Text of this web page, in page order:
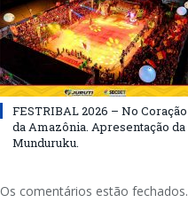
FESTRIBAL 2026 – No Coração
da Amazônia. Apresentação da
Munduruku.
Os comentários estão fechados.